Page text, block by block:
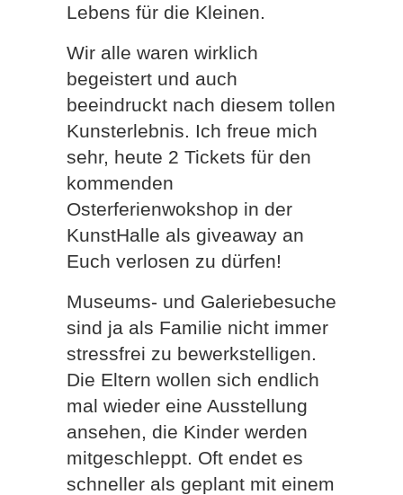
Lebens für die Kleinen.
Wir alle waren wirklich
begeistert und auch
beeindruckt nach diesem tollen
Kunsterlebnis. Ich freue mich
sehr, heute 2 Tickets für den
kommenden
Osterferienwokshop in der
KunstHalle als giveaway an
Euch verlosen zu dürfen!
Museums- und Galeriebesuche
sind ja als Familie nicht immer
stressfrei zu bewerkstelligen.
Die Eltern wollen sich endlich
mal wieder eine Ausstellung
ansehen, die Kinder werden
mitgeschleppt. Oft endet es
schneller als geplant mit einem